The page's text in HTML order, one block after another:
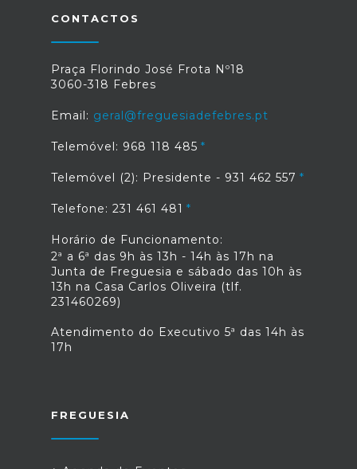
CONTACTOS
Praça Florindo José Frota Nº18
3060-318 Febres
Email: geral@freguesiadefebres.pt
Telemóvel: 968 118 485
Telemóvel (2): Presidente - 931 462 557
Telefone: 231 461 481
Horário de Funcionamento:
2ª a 6ª das 9h às 13h - 14h às 17h na
Junta de Freguesia e sábado das 10h às
13h na Casa Carlos Oliveira (tlf.
231460269)
Atendimento do Executivo 5ª das 14h às
17h
FREGUESIA